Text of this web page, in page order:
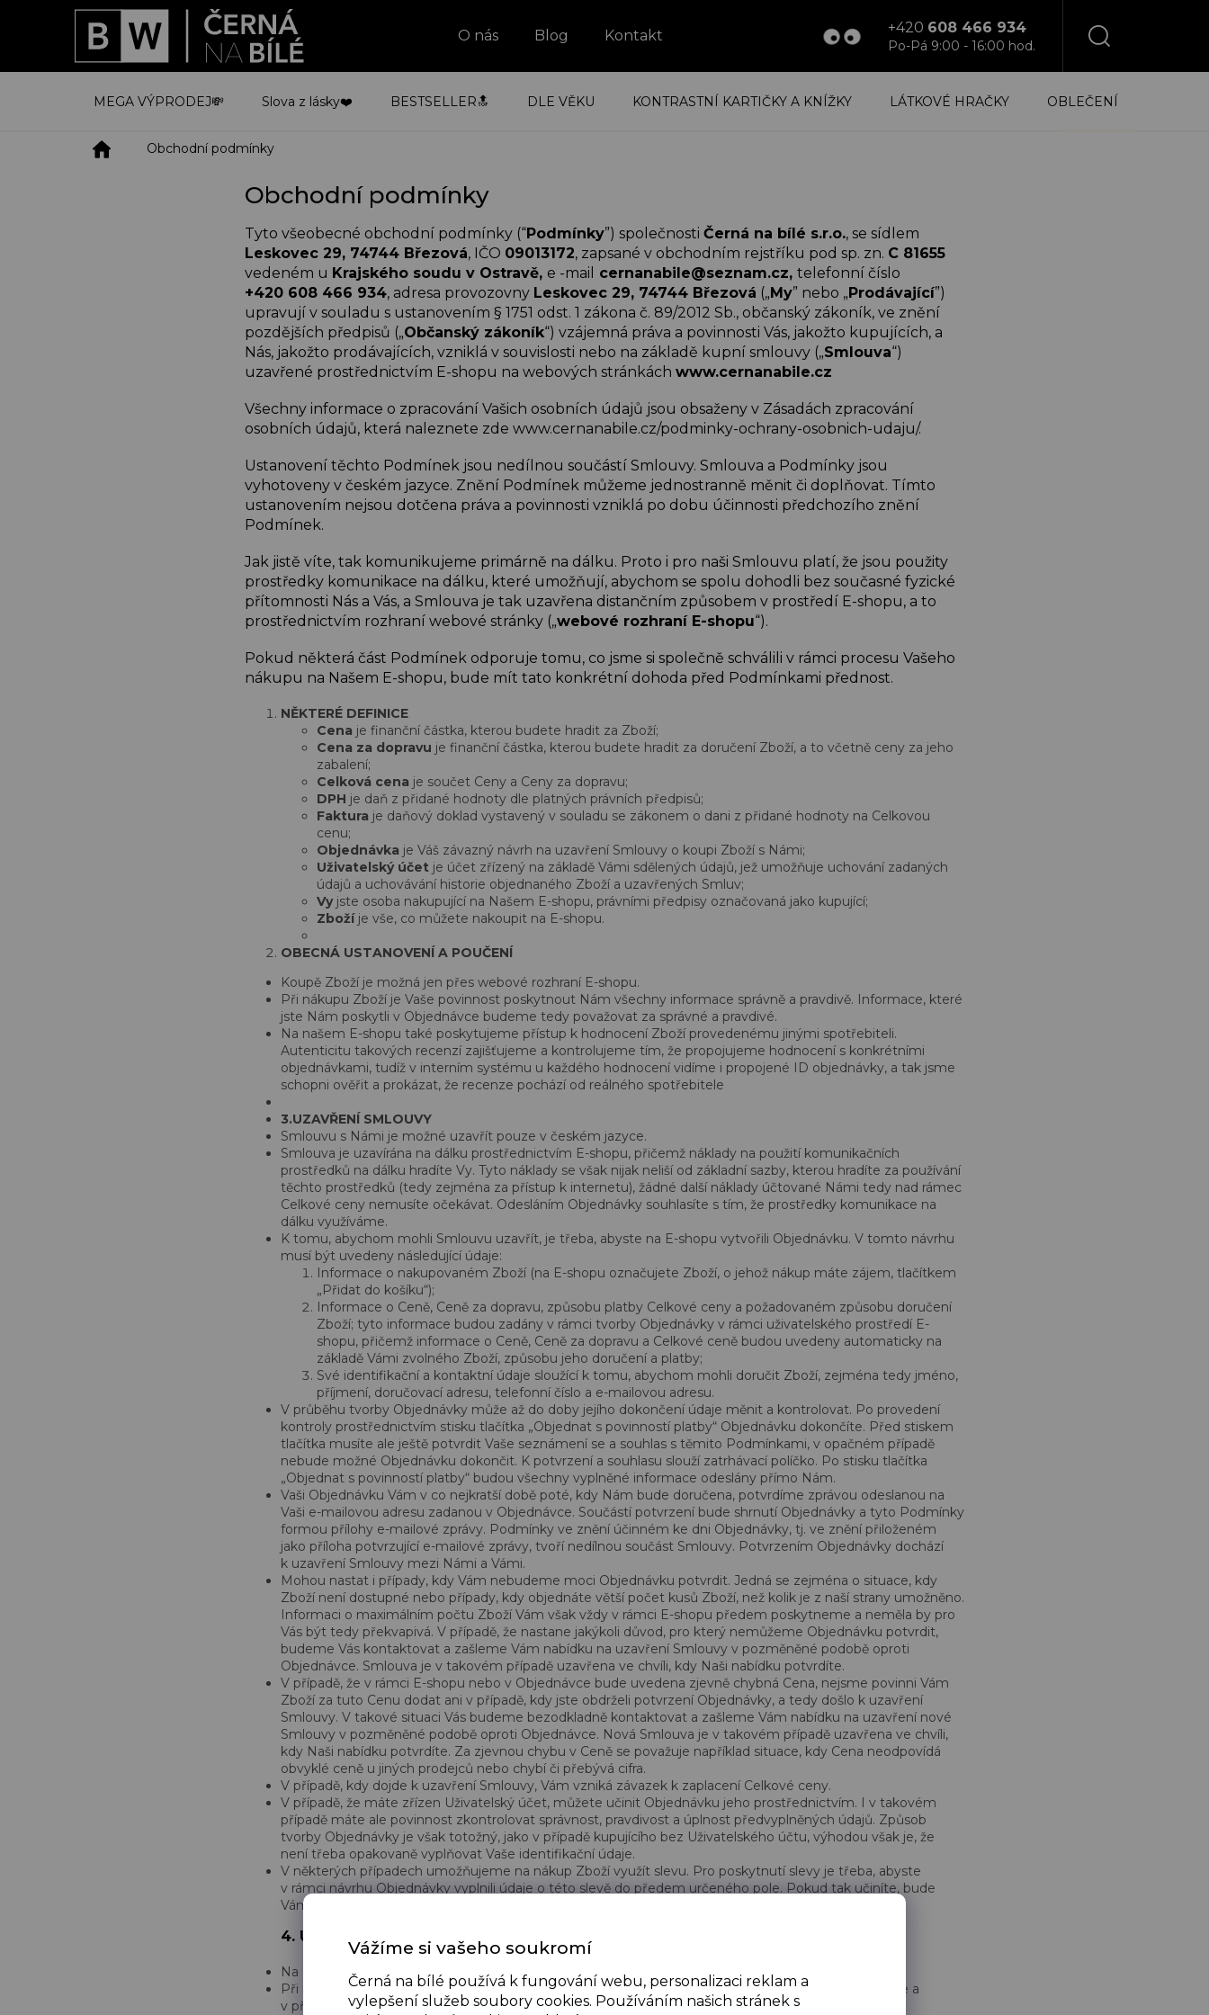
Vážíme si vašeho soukromí
Černá na bílé používá k fungování webu, personalizaci reklam a
vylepšení služeb soubory cookies. Používáním našich stránek s
O nás Blog Kontakt +420 608 466 934
Po-Pá 9:00 - 16:00 hod.
KOŠÍK
MEGA VÝPRODEJ💸 Slova z lásky❤️ BESTSELLER🔝 DLE VĚKU KONTRASTNÍ KARTIČKY A KNÍŽKY LÁTKOVÉ HRAČKY OBLEČENÍ
DomůObchodní podmínky
Obchodní podmínky
Tyto všeobecné obchodní podmínky (“Podmínky”) společnosti Černá na bílé s.r.o., se sídlem
Leskovec 29, 74744 Březová, IČO 09013172, zapsané v obchodním rejstříku pod sp. zn. C 81655
vedeném u Krajského soudu v Ostravě, e -mail cernanabile@seznam.cz, telefonní číslo
+420 608 466 934, adresa provozovny Leskovec 29, 74744 Březová („My” nebo „Prodávající”)
upravují v souladu s ustanovením § 1751 odst. 1 zákona č. 89/2012 Sb., občanský zákoník, ve znění
pozdějších předpisů („Občanský zákoník“) vzájemná práva a povinnosti Vás, jakožto kupujících, a
Nás, jakožto prodávajících, vzniklá v souvislosti nebo na základě kupní smlouvy („Smlouva“)
uzavřené prostřednictvím E-shopu na webových stránkách www.cernanabile.cz
Všechny informace o zpracování Vašich osobních údajů jsou obsaženy v Zásadách zpracování
osobních údajů, která naleznete zde www.cernanabile.cz/podminky-ochrany-osobnich-udaju/.
Ustanovení těchto Podmínek jsou nedílnou součástí Smlouvy. Smlouva a Podmínky jsou
vyhotoveny v českém jazyce. Znění Podmínek můžeme jednostranně měnit či doplňovat. Tímto
ustanovením nejsou dotčena práva a povinnosti vzniklá po dobu účinnosti předchozího znění
Podmínek.
Jak jistě víte, tak komunikujeme primárně na dálku. Proto i pro naši Smlouvu platí, že jsou použity
prostředky komunikace na dálku, které umožňují, abychom se spolu dohodli bez současné fyzické
přítomnosti Nás a Vás, a Smlouva je tak uzavřena distančním způsobem v prostředí E-shopu, a to
prostřednictvím rozhraní webové stránky („webové rozhraní E-shopu“).
Pokud některá část Podmínek odporuje tomu, co jsme si společně schválili v rámci procesu Vašeho
nákupu na Našem E-shopu, bude mít tato konkrétní dohoda před Podmínkami přednost.
NĚKTERÉ DEFINICE
Cena je finanční částka, kterou budete hradit za Zboží;
Cena za dopravu je finanční částka, kterou budete hradit za doručení Zboží, a to včetně ceny za jeho
zabalení;
Celková cena je součet Ceny a Ceny za dopravu;
DPH je daň z přidané hodnoty dle platných právních předpisů;
Faktura je daňový doklad vystavený v souladu se zákonem o dani z přidané hodnoty na Celkovou
cenu;
Objednávka je Váš závazný návrh na uzavření Smlouvy o koupi Zboží s Námi;
Uživatelský účet je účet zřízený na základě Vámi sdělených údajů, jež umožňuje uchování zadaných
údajů a uchovávání historie objednaného Zboží a uzavřených Smluv;
Vyjste osoba nakupující na Našem E-shopu, právními předpisy označovaná jako kupující;
Zbožíje vše, co můžete nakoupit na E-shopu.
OBECNÁ USTANOVENÍ A POUČENÍ
Koupě Zboží je možná jen přes webové rozhraní E-shopu.
Při nákupu Zboží je Vaše povinnost poskytnout Nám všechny informace správně a pravdivě. Informace, které
jste Nám poskytli v Objednávce budeme tedy považovat za správné a pravdivé.
Na našem E-shopu také poskytujeme přístup k hodnocení Zboží provedenému jinými spotřebiteli.
Autenticitu takových recenzí zajišťujeme a kontrolujeme tím, že propojujeme hodnocení s konkrétními
objednávkami, tudíž v interním systému u každého hodnocení vidíme i propojené ID objednávky, a tak jsme
schopni ověřit a prokázat, že recenze pochází od reálného spotřebitele
3.UZAVŘENÍ SMLOUVY
Smlouvu s Námi je možné uzavřít pouze v českém jazyce.
Smlouva je uzavírána na dálku prostřednictvím E-shopu, přičemž náklady na použití komunikačních
prostředků na dálku hradíte Vy. Tyto náklady se však nijak neliší od základní sazby, kterou hradíte za používání
těchto prostředků (tedy zejména za přístup k internetu), žádné další náklady účtované Námi tedy nad rámec
Celkové ceny nemusíte očekávat. Odesláním Objednávky souhlasíte s tím, že prostředky komunikace na
dálku využíváme.
K tomu, abychom mohli Smlouvu uzavřít, je třeba, abyste na E-shopu vytvořili Objednávku. V tomto návrhu
musí být uvedeny následující údaje:
Informace o nakupovaném Zboží (na E-shopu označujete Zboží, o jehož nákup máte zájem, tlačítkem
„Přidat do košíku“);
Informace o Ceně, Ceně za dopravu, způsobu platby Celkové ceny a požadovaném způsobu doručení
Zboží; tyto informace budou zadány v rámci tvorby Objednávky v rámci uživatelského prostředí E-
shopu, přičemž informace o Ceně, Ceně za dopravu a Celkové ceně budou uvedeny automaticky na
základě Vámi zvolného Zboží, způsobu jeho doručení a platby;
Své identifikační a kontaktní údaje sloužící k tomu, abychom mohli doručit Zboží, zejména tedy jméno,
příjmení, doručovací adresu, telefonní číslo a e-mailovou adresu.
V průběhu tvorby Objednávky může až do doby jejího dokončení údaje měnit a kontrolovat. Po provedení
kontroly prostřednictvím stisku tlačítka „Objednat s povinností platby“ Objednávku dokončíte. Před stiskem
tlačítka musíte ale ještě potvrdit Vaše seznámení se a souhlas s těmito Podmínkami, v opačném případě
nebude možné Objednávku dokončit. K potvrzení a souhlasu slouží zatrhávací políčko. Po stisku tlačítka
„Objednat s povinností platby“ budou všechny vyplněné informace odeslány přímo Nám.
Vaši Objednávku Vám v co nejkratší době poté, kdy Nám bude doručena, potvrdíme zprávou odeslanou na
Vaši e-mailovou adresu zadanou v Objednávce. Součástí potvrzení bude shrnutí Objednávky a tyto Podmínky
formou přílohy e-mailové zprávy. Podmínky ve znění účinném ke dni Objednávky, tj. ve znění přiloženém
jako příloha potvrzující e-mailové zprávy, tvoří nedílnou součást Smlouvy. Potvrzením Objednávky dochází
k uzavření Smlouvy mezi Námi a Vámi.
Mohou nastat i případy, kdy Vám nebudeme moci Objednávku potvrdit. Jedná se zejména o situace, kdy
Zboží není dostupné nebo případy, kdy objednáte větší počet kusů Zboží, než kolik je z naší strany umožněno.
Informaci o maximálním počtu Zboží Vám však vždy v rámci E-shopu předem poskytneme a neměla by pro
Vás být tedy překvapivá. V případě, že nastane jakýkoli důvod, pro který nemůžeme Objednávku potvrdit,
budeme Vás kontaktovat a zašleme Vám nabídku na uzavření Smlouvy v pozměněné podobě oproti
Objednávce. Smlouva je v takovém případě uzavřena ve chvíli, kdy Naši nabídku potvrdíte.
V případě, že v rámci E-shopu nebo v Objednávce bude uvedena zjevně chybná Cena, nejsme povinni Vám
Zboží za tuto Cenu dodat ani v případě, kdy jste obdrželi potvrzení Objednávky, a tedy došlo k uzavření
Smlouvy. V takové situaci Vás budeme bezodkladně kontaktovat a zašleme Vám nabídku na uzavření nové
Smlouvy v pozměněné podobě oproti Objednávce. Nová Smlouva je v takovém případě uzavřena ve chvíli,
kdy Naši nabídku potvrdíte. Za zjevnou chybu v Ceně se považuje například situace, kdy Cena neodpovídá
obvyklé ceně u jiných prodejců nebo chybí či přebývá cifra.
V případě, kdy dojde k uzavření Smlouvy, Vám vzniká závazek k zaplacení Celkové ceny.
V případě, že máte zřízen Uživatelský účet, můžete učinit Objednávku jeho prostřednictvím. I v takovém
případě máte ale povinnost zkontrolovat správnost, pravdivost a úplnost předvyplněných údajů. Způsob
tvorby Objednávky je však totožný, jako v případě kupujícího bez Uživatelského účtu, výhodou však je, že
není třeba opakovaně vyplňovat Vaše identifikační údaje.
V některých případech umožňujeme na nákup Zboží využít slevu. Pro poskytnutí slevy je třeba, abyste
v rámci návrhu Objednávky vyplnili údaje o této slevě do předem určeného pole. Pokud tak učiníte, bude
Vám Zboží poskytnuto se slevou.
4. UŽIVATELSKÝ ÚČET
Na základě Vaší registrace v rámci E-shopu můžete přistupovat do svého Uživatelského účtu.
Při registraci Uživatelského účtu je Vaše povinnost uvést správně a pravdivě všechny zadávané údaje a
v případě změny je aktualizovat.